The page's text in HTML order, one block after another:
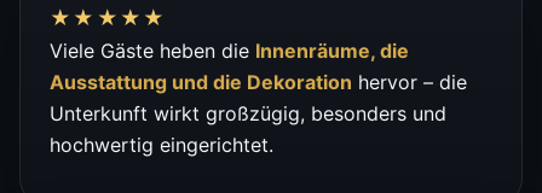
★★★★★
Viele Gäste heben die Innenräume, die
Ausstattung und die Dekoration hervor – die
Unterkunft wirkt großzügig, besonders und
hochwertig eingerichtet.